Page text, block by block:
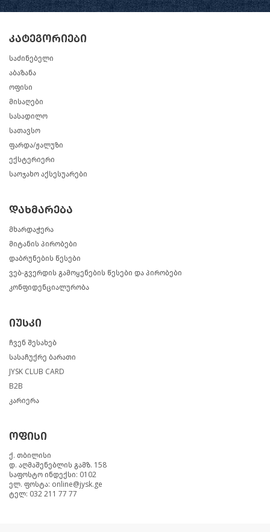
კატეგორიები
საძინებელი
აბაზანა
ოფისი
მისაღები
სასადილო
სათავსო
ფარდა/ჟალუზი
ექსტერიერი
საოჯახო აქსესუარები
დახმარება
მხარდაჭერა
მიტანის პირობები
დაბრუნების წესები
ვებ-გვერდის გამოყენების წესები და პირობები
კონფიდენციალურობა
იუსკი
ჩვენ შესახებ
სასაჩუქრე ბარათი
JYSK CLUB CARD
B2B
კარიერა
ოფისი
ქ. თბილისი
დ. აღმაშენებლის გამზ. 158
საფოსტო ინდექსი: 0102
ელ. ფოსტა: online@jysk.ge
ტელ: 032 211 77 77